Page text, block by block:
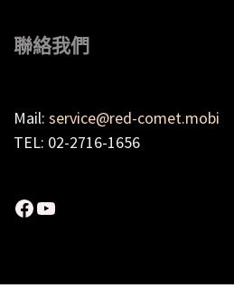
聯絡我們
Mail: service@red-comet.mobi
TEL: 02-2716-1656
Facebook
YouTube